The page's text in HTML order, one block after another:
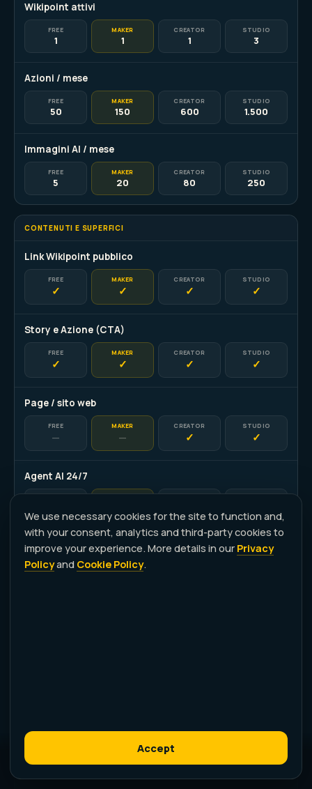
Wikipoint attivi
FREE
1
MAKER
1
CREATOR
1
STUDIO
3
Azioni / mese
FREE
50
MAKER
150
CREATOR
600
STUDIO
1.500
Immagini AI / mese
FREE
5
MAKER
20
CREATOR
80
STUDIO
250
CONTENUTI E SUPERFICI
Link Wikipoint pubblico
FREE
✓
MAKER
✓
CREATOR
✓
STUDIO
✓
Story e Azione (CTA)
FREE
✓
MAKER
✓
CREATOR
✓
STUDIO
✓
Page / sito web
FREE
—
MAKER
—
CREATOR
✓
STUDIO
✓
Agent AI 24/7
✓
Journey 3D
FREE MAKER
Formati Kit social
— 1
CREATOR
2 4
We use necessary cookies for the site to function and,
with your consent, analytics and third-party cookies to
improve your experience. More details in our Privacy
Policyand Cookie Policy.
Accept